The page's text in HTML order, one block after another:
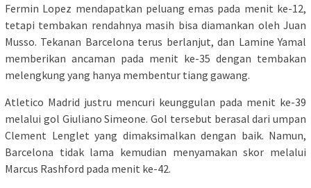
Fermin Lopez mendapatkan peluang emas pada menit ke-12,
tetapi tembakan rendahnya masih bisa diamankan oleh Juan
Musso. Tekanan Barcelona terus berlanjut, dan Lamine Yamal
memberikan ancaman pada menit ke-35 dengan tembakan
melengkung yang hanya membentur tiang gawang.
Atletico Madrid justru mencuri keunggulan pada menit ke-39
melalui gol Giuliano Simeone. Gol tersebut berasal dari umpan
Clement Lenglet yang dimaksimalkan dengan baik. Namun,
Barcelona tidak lama kemudian menyamakan skor melalui
Marcus Rashford pada menit ke-42.